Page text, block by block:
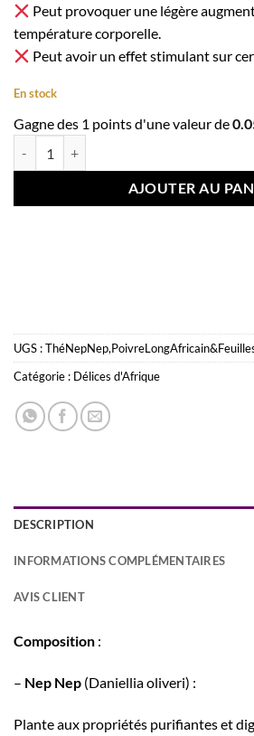
Peut provoquer une légère
température corporelle.
Peut avoir un effet stimulant sur
En stock
Gagne des 1 points d'une valeur de
AJOUTER AU
UGS :
Catégorie : Délices d'Afrique
DESCRIPTION
INFORMATIONS COMPLÉMENTAIRES
AVIS CLIENT
Composition :
– Nep Nep (Daniellia oliveri) :
Plante aux propriétés purifiantes et